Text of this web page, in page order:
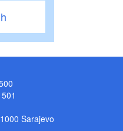
Sarajevo